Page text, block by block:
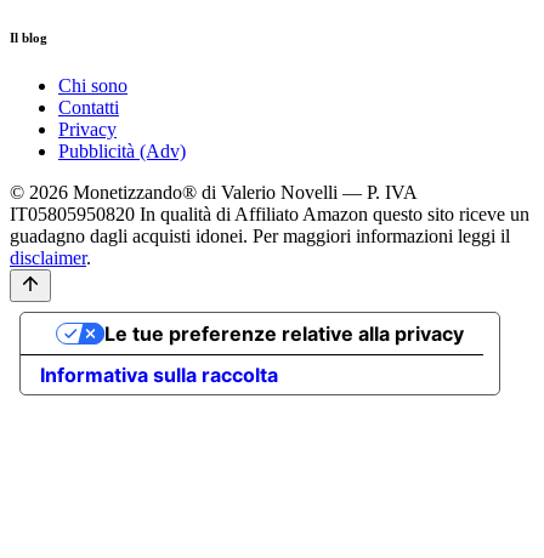
Il blog
Chi sono
Contatti
Privacy
Pubblicità (Adv)
© 2026 Monetizzando® di Valerio Novelli — P. IVA
IT05805950820 In qualità di Affiliato Amazon questo sito riceve un
guadagno dagli acquisti idonei. Per maggiori informazioni leggi il
disclaimer.
Informativa sulla raccolta
Le tue preferenze relative alla privacy